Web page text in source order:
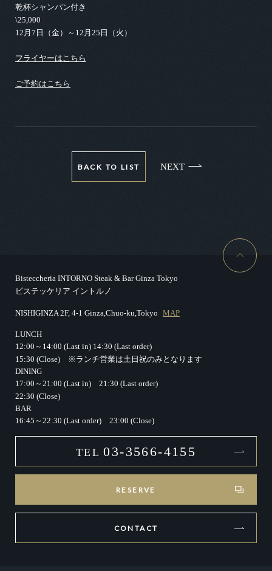
乾杯シャンパン付き
\25,000
12月7日（金）～12月25日（火）
フライヤーはこちら
ご予約はこちら
BACK TO LIST NEXT
Bisteccheria INTORNO Steak & Bar Ginza Tokyo
ビステッケリア イントルノ
NISHIGINZA 2F, 4-1 Ginza,Chuo-ku,Tokyo MAP
LUNCH
12:00～14:00 (Last in) 14:30 (Last order)
15:30 (Close)
※ランチ営業は土日祝のみとなります
DINING
17:00～21:00 (Last in)
21:30 (Last order)
22:30 (Close)
BAR
16:45～22:30 (Last order)
23:00 (Close)
TEL 03-3566-4155
RESERVE
CONTACT